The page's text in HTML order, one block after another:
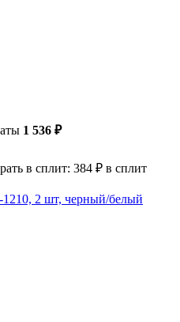
1 536 ₽
в сплит: 384 ₽ в сплит
1210, 2 шт, черный/белый